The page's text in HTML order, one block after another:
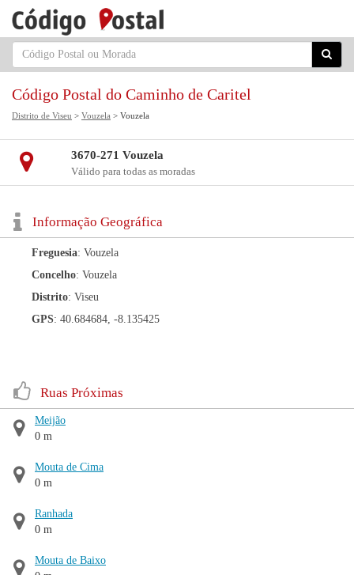
Código Postal do Caminho de Caritel
Distrito de Viseu > Vouzela > Vouzela
3670-271 Vouzela
Válido para todas as moradas
Informação Geográfica
Freguesia: Vouzela
Concelho: Vouzela
Distrito: Viseu
GPS: 40.684684, -8.135425
Ruas Próximas
Meijão
0 m
Mouta de Cima
0 m
Ranhada
0 m
Mouta de Baixo